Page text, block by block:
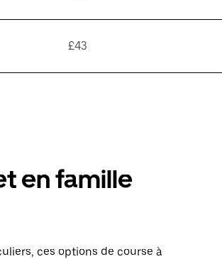
£43
en famille
ces options de course à